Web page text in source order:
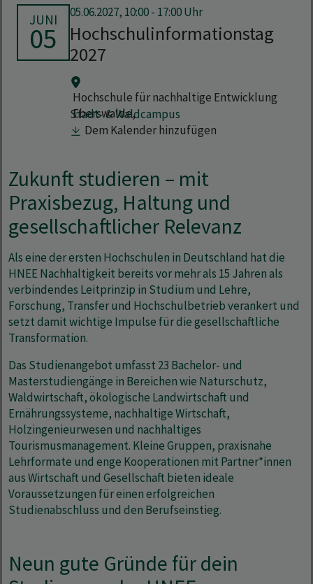
JUNI
05
Hochschulinformationstag
2027
05.06.2027, 10:00 - 17:00 Uhr
Hochschule für nachhaltige Entwicklung
Eberswalde,
Stadt- & Waldcampus
Dem Kalender hinzufügen
Zukunft studieren – mit
Praxisbezug, Haltung und
gesellschaftlicher Relevanz
Als eine der ersten Hochschulen in Deutschland hat die
HNEE Nachhaltigkeit bereits vor mehr als 15 Jahren als
verbindendes Leitprinzip in Studium und Lehre,
Forschung, Transfer und Hochschulbetrieb verankert und
setzt damit wichtige Impulse für die gesellschaftliche
Transformation.
Das Studienangebot umfasst 23 Bachelor- und
Masterstudiengänge in Bereichen wie Naturschutz,
Waldwirtschaft, ökologische Landwirtschaft und
Ernährungssysteme, nachhaltige Wirtschaft,
Holzingenieurwesen und nachhaltiges
Tourismusmanagement. Kleine Gruppen, praxisnahe
Lehrformate und enge Kooperationen mit Partner*innen
aus Wirtschaft und Gesellschaft bieten ideale
Voraussetzungen für einen erfolgreichen
Studienabschluss und den Berufseinstieg.
Neun gute Gründe für dein